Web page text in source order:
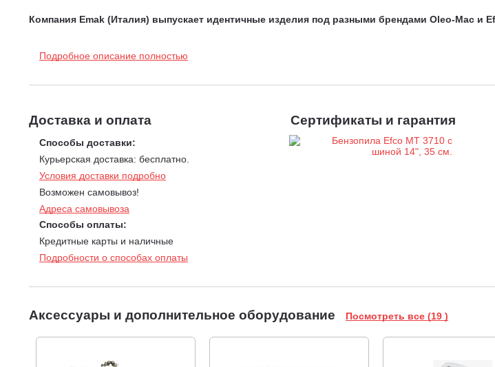
Компания Emak (Италия) выпускает идентичные изделия под разными брендами Oleo-Mac
Подробное описание полностью
Доставка и оплата
Способы доставки:
Курьерская доставка: бесплатно.
Условия доставки подробно
Возможен самовывоз!
Адреса самовывоза
Способы оплаты:
Кредитные карты и наличные
Подробности о способах оплаты
Сертификаты и гарантия
Аксессуары и дополнительное оборудование Посмотреть все (19 )